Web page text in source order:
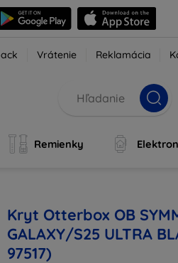
Vrátenie Reklamácia
Remienky
Kryt Otterbox OB
GALAXY/S25 ULTRA
97517)